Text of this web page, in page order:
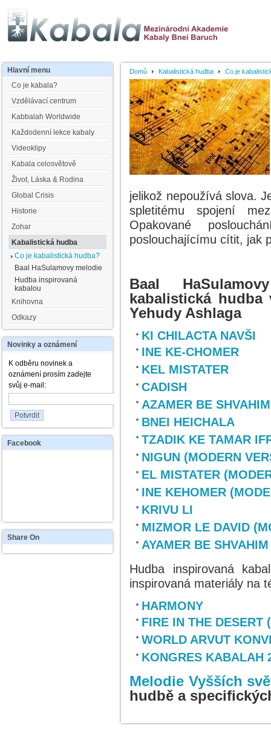
Domů Kabalistická hudba Co je
jelikož nepoužívá slova.
spletitému spojení
Opakované
poslouchajícímu cítit, jak
Baal
kabalistická hudba
Yehudy Ashlaga
KI CHILACTA NAVŠI
INE KE-CHOMER
KEL MISTATER
CADISH
AZAMER BE SHVAHIM
BNEI HEICHALA
TZADIK KE TAMAR
NIGUN (MODERN
EL MISTATER
INE KEHOMER
KRIVU LI
MIZMOR LE DAVID
AYAMER BE SHVAHIM
Hudba inspirovaná
inspirovaná materiály na
HARMONY
FIRE IN THE DESERT
WORLD ARVUT
KONGRES KABALAH
Melodie Vyšších
hudbě a
Hlavní menu
Co je kabala?
Vzdělávací centrum
Kabbalah Worldwide
Každodenní lekce kabaly
Videoklipy
Kabala celosvětově
Život, Láska & Rodina
Global Crisis
Historie
Zohar
Kabalistická hudba
Co je kabalistická hudba?
Baal HaSulamovy melodie
Hudba inspirovaná
kabalou
Knihovna
Odkazy
Novinky a oznámení
K odběru novinek a
oznámení prosím zadejte
svůj e-mail:
Facebook
Share On